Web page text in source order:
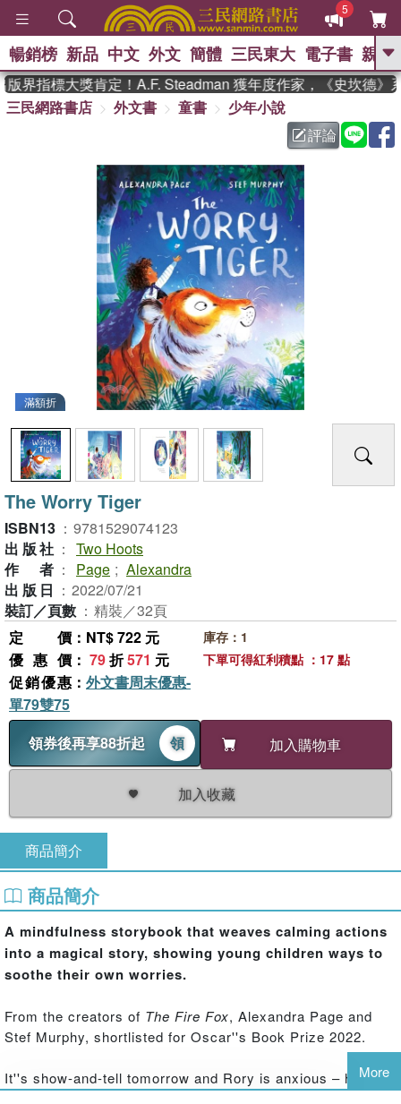
5
GO
熱搜： 東野圭吾 、
父親節 、 如果歷
暑期推薦 、 國際布克
獎 臺灣漫遊錄 、 方念華
登輝時代 、 數學女孩：黎曼猜想
偉大的迷走神經
暢銷榜 新品 中文 外文 簡體 三民東大 電子書 親子
界指標大獎肯定！A.F. Steadman 獲年度作家，《史坎德》系
三民網路書店
外文書 童書
少年小說
評論
滿額折
The Worry Tiger
ISBN13 ： 9781529074123
出版社 ： Two Hoots
作者 ： Page ; Alexandra
出版日 ： 2022/07/21
裝訂／頁數 ： 精裝／32頁
定價 ：NT$ 722 元
優惠價 ： 79折571 元
促銷優惠 ： 外文書周末優惠-
單79雙75
領券後再享88折起
領 加入購物車
加入收藏
庫存：1
下單可得紅利積點 ：17 點
商品簡介
商品簡介
A mindfulness storybook that weaves calming actions
into a magical story, showing young children ways to
soothe their own worries.
From the creators of The Fire Fox, Alexandra Page and
Stef Murphy, shortlisted for Oscar''s Book Prize 2022.
It''s show-and-tell tomorrow and Rory is anxious – heMore